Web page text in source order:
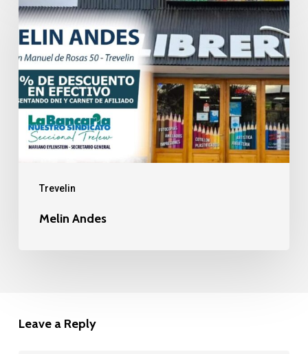
Trevelin
Andes
Melin Andes
Leave a Reply